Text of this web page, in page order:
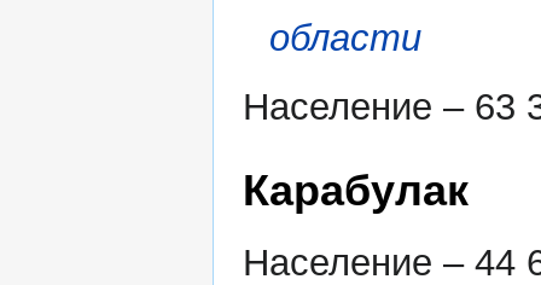
области
Население – 63
Карабулак
Население – 44